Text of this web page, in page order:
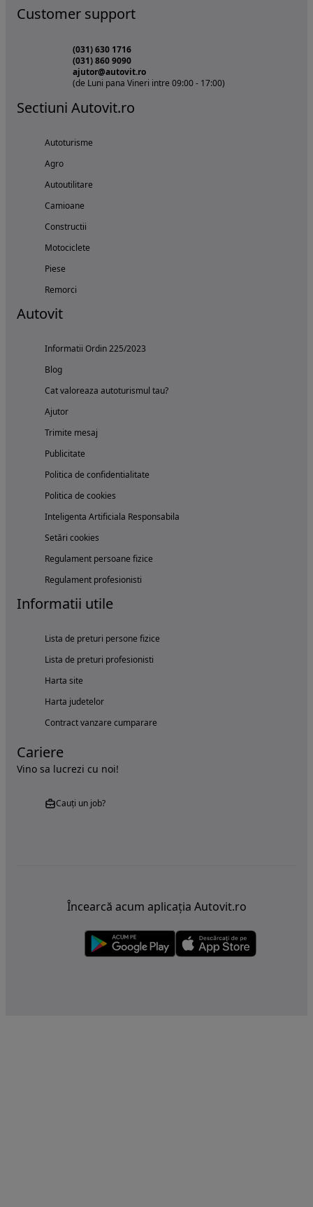
Customer support
(031) 630 1716
(031) 860 9090
ajutor@autovit.ro
(de Luni pana Vineri intre 09:00 - 17:00)
Sectiuni Autovit.ro
Autoturisme
Agro
Autoutilitare
Camioane
Constructii
Motociclete
Piese
Remorci
Autovit
Informatii Ordin 225/2023
Blog
Cat valoreaza autoturismul tau?
Ajutor
Trimite mesaj
Publicitate
Politica de confidentialitate
Politica de cookies
Inteligenta Artificiala Responsabila
Setări cookies
Regulament persoane fizice
Regulament profesionisti
Informatii utile
Lista de preturi persone fizice
Lista de preturi profesionisti
Harta site
Harta judetelor
Contract vanzare cumparare
Cariere
Vino sa lucrezi cu noi!
Cauți un job?
Încearcă acum aplicația Autovit.ro